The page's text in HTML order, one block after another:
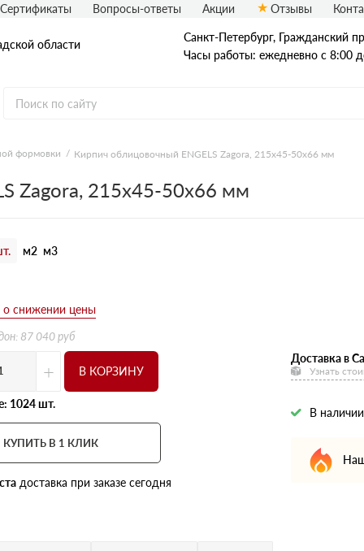
области
Санкт-Петербург, Граждaнский
Часы работы: ежедневно с 8:00
Рядовой кирпич
Полнотелый
Сертификаты Вопросы-ответы Акции Отзывы
формовки Кирпич облицовочный ENGELS Zagora, 215х45-50х66 мм
Zagora, 215х45-50х66 мм
м2 м3
87 040 руб
+ В КОРЗИНУ
1024 шт.
КУПИТЬ В 1 КЛИК
доставка при заказе сегодня
Доставка в
Узнать
В наличии